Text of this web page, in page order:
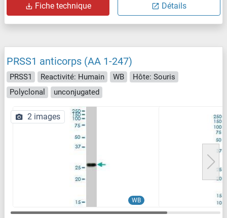
Fiche technique Détails
PRSS1 anticorps (AA 1-247)
PRSS1 Reactivité: Humain WB
Hôte: Souris
Polyclonal
unconjugated
WB
2 images